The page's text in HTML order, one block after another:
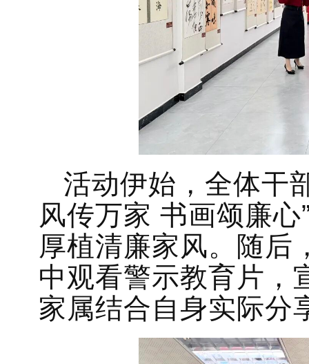
活动伊始，全体干
风传万家 书画颂廉
厚植清廉家风。随后
中观看警示教育片，
家属结合自身实际分